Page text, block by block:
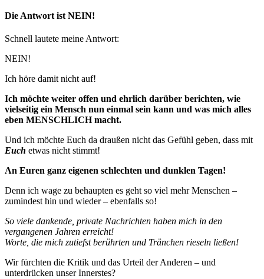
Die Antwort ist NEIN!
Schnell lautete meine Antwort:
NEIN!
Ich höre damit nicht auf!
Ich möchte weiter offen und ehrlich darüber berichten, wie
vielseitig ein Mensch nun einmal sein kann und was mich alles
eben MENSCHLICH macht.
Und ich möchte Euch da draußen nicht das Gefühl geben, dass mit
Euch etwas nicht stimmt!
An Euren ganz eigenen schlechten und dunklen Tagen!
Denn ich wage zu behaupten es geht so viel mehr Menschen –
zumindest hin und wieder – ebenfalls so!
So viele dankende, private Nachrichten haben mich in den
vergangenen Jahren erreicht!
Worte, die mich zutiefst berührten und Tränchen rieseln ließen!
Wir fürchten die Kritik und das Urteil der Anderen – und
unterdrücken unser Innerstes?